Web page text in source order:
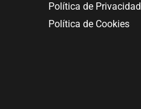
Política de Privacidad
Política de Cookies